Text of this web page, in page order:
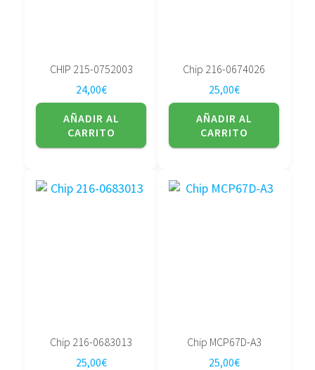
CHIP 215-0752003
24,00€
AÑADIR AL
CARRITO
Chip 216-0674026
25,00€
AÑADIR AL
CARRITO
Chip 216-0683013
25,00€
Chip MCP67D-A3
25,00€